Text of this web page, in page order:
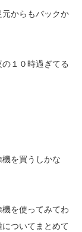
からもバックか
１０時過ぎてる
を買うしかな
を使ってみてわ
ついてまとめて